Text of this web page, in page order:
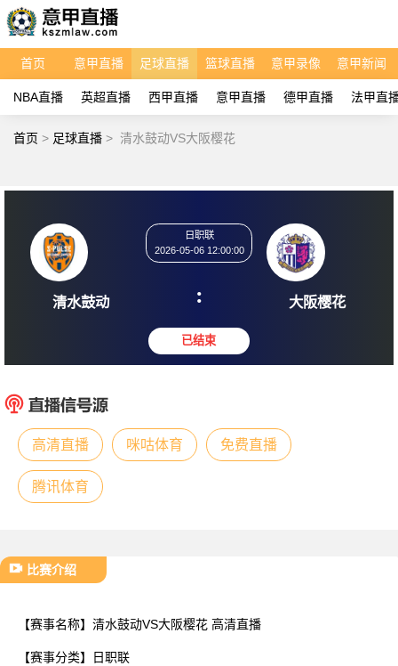
首页 意甲直播 足球直播 篮球直播 意甲录像 意甲新闻
NBA直播 英超直播 西甲直播 意甲直播 德甲直播 法甲直
首页 > 足球直播 > 清水鼓动VS大阪樱花
清水鼓动
2026-05-06 12:00:00
: 大阪
高清直播 咪咕体育 免费直播
腾讯体育
比赛介绍
【赛事名称】 清水鼓动VS大阪樱花 高清直播
【赛事分类】 日职联